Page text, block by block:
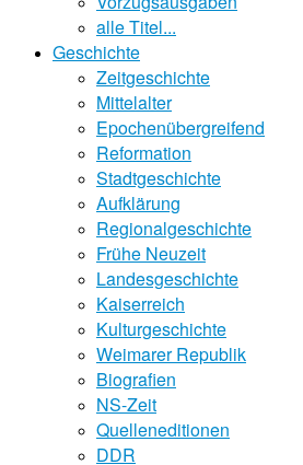
alle Titel...
Geschichte
Zeitgeschichte
Mittelalter
Epochenübergreifend
Reformation
Stadtgeschichte
Aufklärung
Regionalgeschichte
Frühe Neuzeit
Landesgeschichte
Kaiserreich
Kulturgeschichte
Weimarer Republik
Biografien
NS-Zeit
Quelleneditionen
DDR